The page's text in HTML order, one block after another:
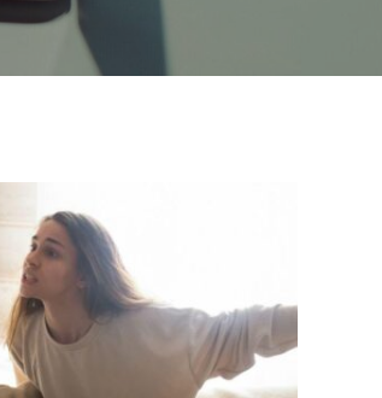
(טיפ
כתיבה
שיווקית)